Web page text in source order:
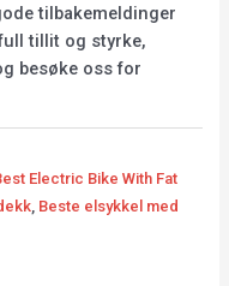
tilbakemeldinger
tillit og styrke,
besøke oss for
Electric Bike With Fat
Beste elsykkel med